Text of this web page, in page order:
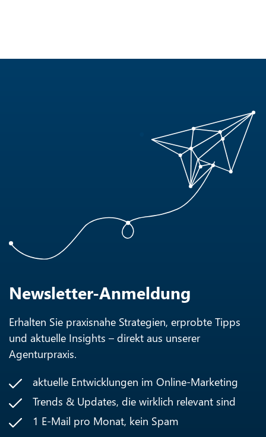
Newsletter-Anmeldung
Erhalten Sie praxisnahe Strategien, erprobte Tipps
und aktuelle Insights – direkt aus unserer
Agenturpraxis.
aktuelle Entwicklungen im Online-Marketing
Trends & Updates, die wirklich relevant sind
1 E-Mail pro Monat, kein Spam